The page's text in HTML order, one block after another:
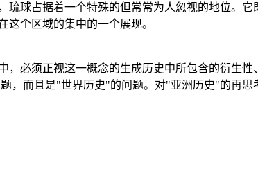
琉球占据着一个特殊的但常常为人忽视的地位。
这个区域的集中的一个展现。
，必须正视这一概念的生成历史中所包含的衍生
，而且是"世界历史"的问题。对"亚洲历史"的再